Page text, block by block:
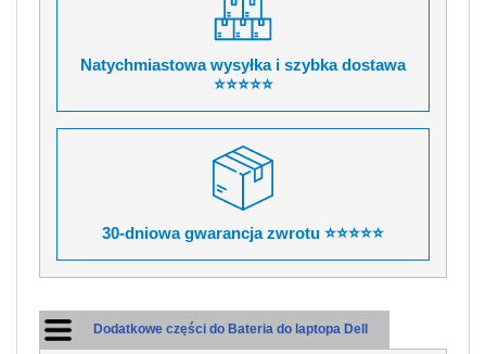
Natychmiastowa wysyłka i szybka dostawa
⭐⭐⭐⭐⭐
30-dniowa gwarancja zwrotu ⭐⭐⭐⭐⭐
Dodatkowe części do Bateria do laptopa Dell